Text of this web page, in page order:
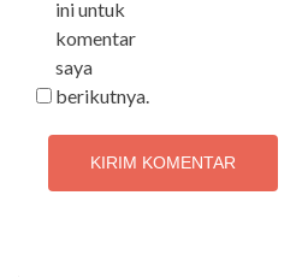
ini untuk
komentar
saya
berikutnya.